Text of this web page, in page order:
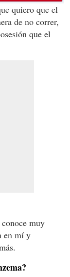
quiero que el
de no correr,
que el
muy
en mí y